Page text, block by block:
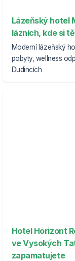
Lázeňský hotel
lázních, kde si
Moderní lázeňský
pobyty, wellness
Dudincích
Hotel Horizont
ve Vysokých
zapamatujete